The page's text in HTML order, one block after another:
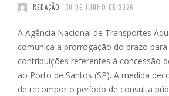
REDAÇÃO 30 DE JUNHO DE 2026
A Agência Nacional de Transportes
comunica a prorrogação do prazo para
contribuições referentes à concessão
ao Porto de Santos (SP). A medida
de recompor o período de consulta